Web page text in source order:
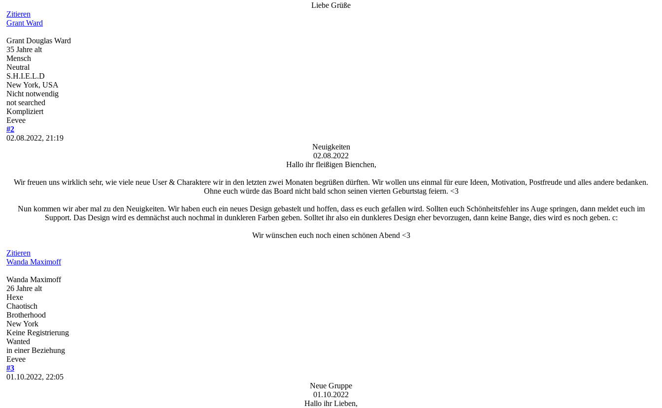
Liebe Grüße
Zitieren
Grant Ward
Grant Douglas Ward
35 Jahre alt
Mensch
Neutral
S.H.I.E.L.D
New York, USA
Nicht notwendig
not searched
Kompliziert
Eevee
#2
02.08.2022, 21:19
Neuigkeiten
02.08.2022
Hallo ihr fleißigen Bienchen,
Wir freuen uns wirklich sehr, wie viele neue User & Charaktere wir in den letzten zwei Monaten begrüßen dürften. Wir wollen uns einmal für eure Ideen, Motivation, Postfreude und alles andere bedanken.
Ohne euch würde das Board nicht bald schon seinen vierten Geburtstag feiern. <3
Nun kommen wir aber mal zu den Neuigkeiten. Wir haben euch ein neues Design gebastelt und hoffen, dass es euch gefallen wird. Sollten euch Schönheitsfehler ins Auge springen, dann meldet euch im
Support. Das Design wird es demnächst auch nochmal in dunkleren Farben geben. Solltet ihr also ein dunkleres Design eher bevorzugen, dann keine Bange, dies wird es noch geben. c:
Wir wünschen euch noch einen schönen Abend <3
Zitieren
Wanda Maximoff
Wanda Maximoff
26 Jahre alt
Hexe
Chaotisch
Brotherhood
New York
Keine Registrierung
Wanted
in einer Beziehung
Eevee
#3
01.10.2022, 22:05
Neue Gruppe
01.10.2022
Hallo ihr Lieben,